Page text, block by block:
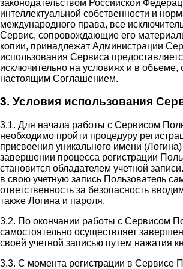
законодательством Российской
интеллектуальной собственности и
международного права, все
Сервис, сопровождающие его
копии, принадлежат Администрации
использования Сервиса
исключительно на условиях и в объеме,
настоящим Соглашением.
3. Условия использования
3.1. Для начала работы с Сервисом
необходимо пройти процедуру
присвоения уникального имени
завершении процесса регистрации
становится обладателем учетной
в свою учетную запись Пользователь
ответственность за безопасность
также Логина и пароля.
3.2. По окончании работы с Сервисом
самостоятельно осуществляет
своей учетной записью путем нажатия
3.3. С момента регистрации в Сервисе